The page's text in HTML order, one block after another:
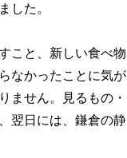
した。
こと、新しい食べ物
なかったことに気が
ません。見るもの・
翌日には、鎌倉の静